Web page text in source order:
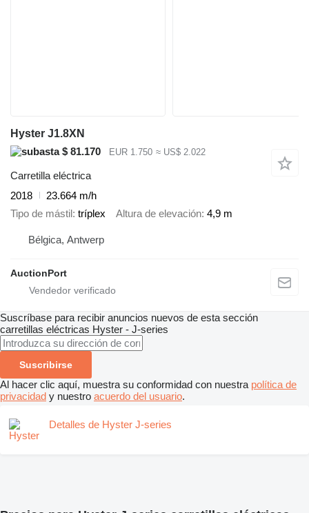
Hyster J1.8XN
$ 81.170
EUR 1.750 ≈ US$ 2.022
Carretilla eléctrica
2018
23.664 m/h
Tipo de mástil tríplex Altura de elevación 4,9 m
Bélgica, Antwerp
AuctionPort
Suscríbase para recibir anuncios nuevos de esta sección
carretillas eléctricas Hyster - J-series
Suscribirse
Al hacer clic aquí, muestra su conformidad con nuestra política de
privacidad y nuestro acuerdo del usuario.
Detalles de Hyster J-series